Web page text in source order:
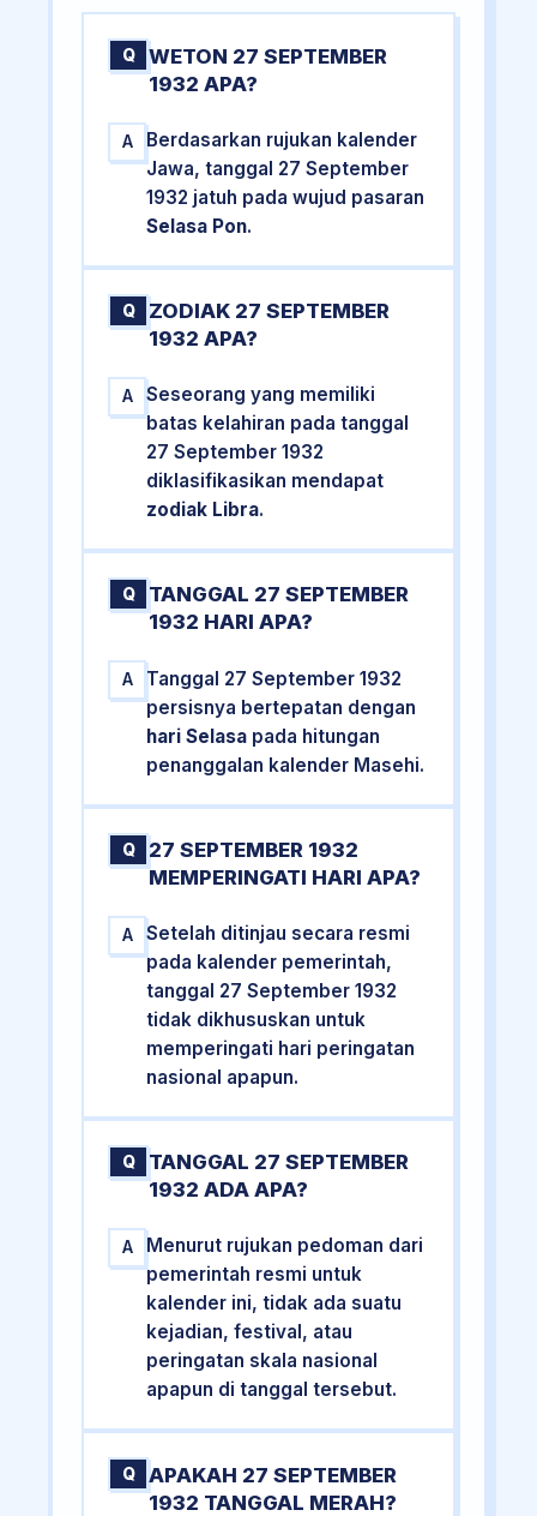
Q
WETON 27 SEPTEMBER
1932 APA?
A
Berdasarkan rujukan kalender
Jawa, tanggal 27 September
1932 jatuh pada wujud pasaran
Selasa Pon.
Q
ZODIAK 27 SEPTEMBER
1932 APA?
A
Seseorang yang memiliki
batas kelahiran pada tanggal
27 September 1932
diklasifikasikan mendapat
zodiak Libra.
Q
TANGGAL 27 SEPTEMBER
1932 HARI APA?
A
Tanggal 27 September 1932
persisnya bertepatan dengan
hari Selasa pada hitungan
penanggalan kalender Masehi.
Q
27 SEPTEMBER 1932
MEMPERINGATI HARI APA?
A
Setelah ditinjau secara resmi
pada kalender pemerintah,
tanggal 27 September 1932
tidak dikhususkan untuk
memperingati hari peringatan
nasional apapun.
Q
TANGGAL 27 SEPTEMBER
1932 ADA APA?
A
Menurut rujukan pedoman dari
pemerintah resmi untuk
kalender ini, tidak ada suatu
kejadian, festival, atau
peringatan skala nasional
apapun di tanggal tersebut.
Q
APAKAH 27 SEPTEMBER
1932 TANGGAL MERAH?